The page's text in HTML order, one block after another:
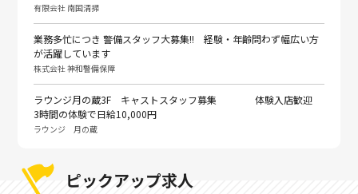
有限会社 南国清掃
業務多忙につき 警備スタッフ大募集!! 経験・年齢問わず幅広い方
が活躍しています
株式会社 神和警備保障
ラウンジ月の蔵3F キャストスタッフ募集 体験入店歓迎
3時間の体験で日給10,000円
ラウンジ 月の蔵
ピックアップ求人